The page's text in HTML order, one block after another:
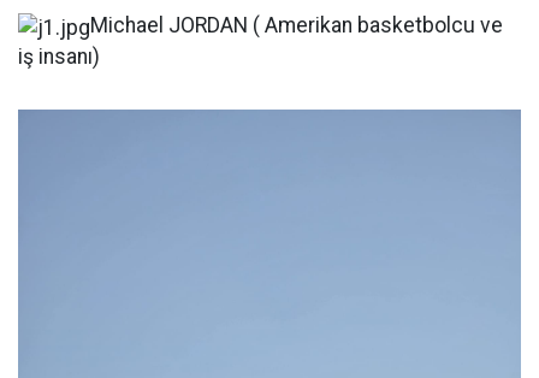
Michael JORDAN ( Amerikan basketbolcu ve
iş insanı)